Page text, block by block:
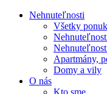
Nehnuteľnosti
Všetky
Apartmány,
Domy a vily
O nás
Kto sme